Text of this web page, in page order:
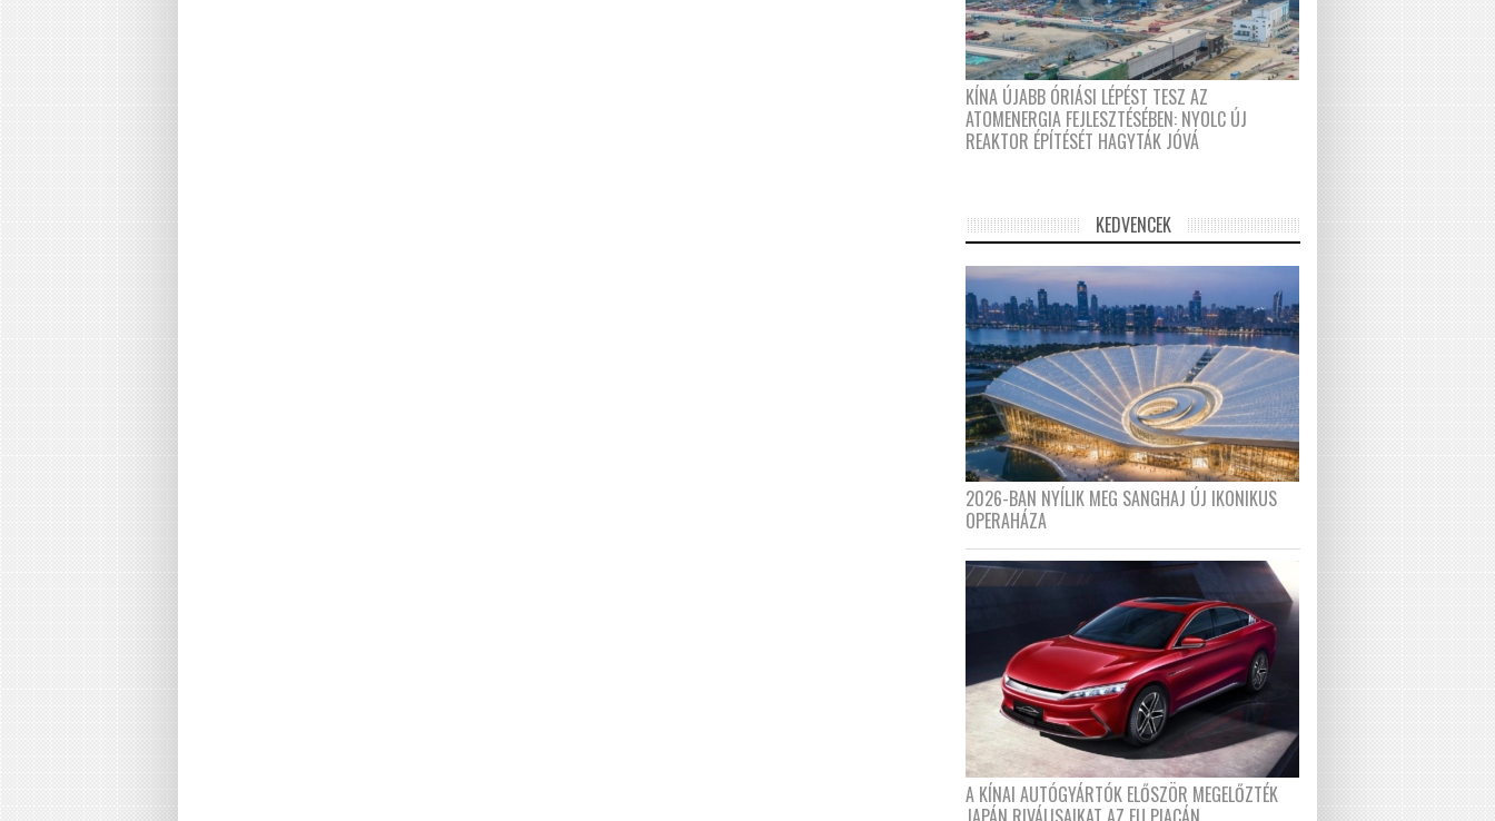
KÍNA ÚJABB ÓRIÁSI LÉPÉST TESZ AZ
ATOMENERGIA FEJLESZTÉSÉBEN: NYOLC ÚJ
REAKTOR ÉPÍTÉSÉT HAGYTÁK JÓVÁ
KEDVENCEK
2026-BAN NYÍLIK MEG SANGHAJ ÚJ IKONIKUS
OPERAHÁZA
A KÍNAI AUTÓGYÁRTÓK ELŐSZÖR MEGELŐZTÉK